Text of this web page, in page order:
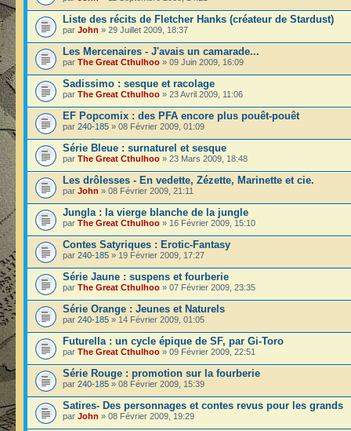
Liste des récits de Fletcher Hanks (créateur de Stardust)
par John » 29 Juillet 2009, 18:37
Les Mercenaires - J'avais un camarade...
par The Great Cthulhoo » 09 Juin 2009, 16:09
Sadissimo : sesque et racolage
par The Great Cthulhoo » 23 Avril 2009, 11:06
EF Popcomix : des PFA encore plus pouêt-pouêt
par 240-185 » 08 Février 2009, 01:09
Série Bleue : surnaturel et sesque
par The Great Cthulhoo » 23 Mars 2009, 18:48
Les drôlesses - En vedette, Zézette, Marinette et cie.
par John » 08 Février 2009, 21:11
Jungla : la vierge blanche de la jungle
par The Great Cthulhoo » 16 Février 2009, 15:10
Contes Satyriques : Erotic-Fantasy
par 240-185 » 19 Février 2009, 17:27
Série Jaune : suspens et fourberie
par The Great Cthulhoo » 07 Février 2009, 23:35
Série Orange : Jeunes et Naturels
par 240-185 » 14 Février 2009, 01:05
Futurella : un cycle épique de SF, par Gi-Toro
par The Great Cthulhoo » 09 Février 2009, 22:51
Série Rouge : promotion sur la fourberie
par 240-185 » 08 Février 2009, 15:39
Satires- Des personnages et contes revus pour les grands
par John » 08 Février 2009, 19:29